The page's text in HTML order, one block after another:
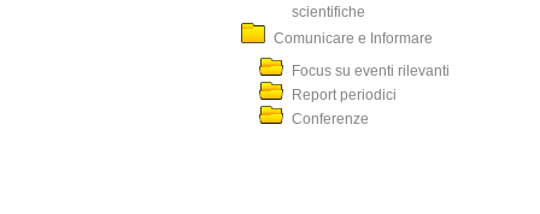
scientifiche
Comunicare e Informare
Focus su eventi rilevanti
Report periodici
Conferenze